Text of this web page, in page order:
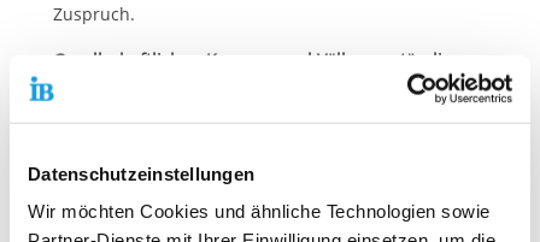
Datenschutzeinstellungen
Wir möchten Cookies und ähnliche Technologien sowie
Zuspruch.
Gesellschaftlichen Konsens und Völkerverständigung
suchen
Ausdrücklich an junge Menschen gerichtet sagte von
Feindschaft und Hass gegen andere Menschen,
gegen Russen oder Amerikaner, gegen Juden oder
Türken, […] gegen Schwarz oder Weiß. Lernen Sie,